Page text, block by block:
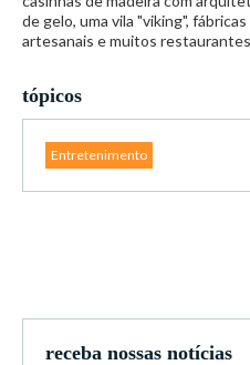
de gelo, uma vila "viking",
artesanais e muitos
tópicos
Entretenimento
receba nossas notícias